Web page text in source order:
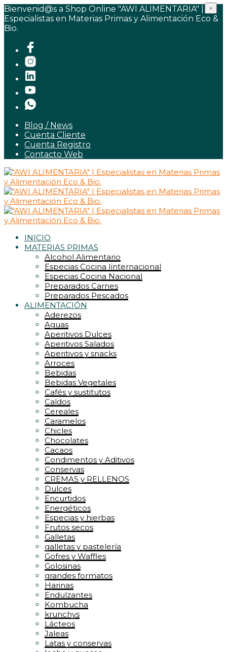
Bienvenid@s a Shop Online "AWI ALIMENTARIA" |
Especialistas en Materias Primas y Alimentación Eco &
Bio.
Blog / News
Cuenta Cliente
Cuenta Registro
Contacto Web
INICIO
MATERIAS PRIMAS
Alcohol Alimentario
Especias Cocina Iinternacional
Especias Cocina Nacional
Preparados Carnes
Preparados Pescados
ALIMENTACIÓN
Aderezos
Aguas
Aperitivos Dulces
Aperitivos Salados
Aperitivos y snacks
Arroces
Bebidas
Bebidas Vegetales
Cafés y sustitutos
Caldos
Cereales
Caramelos
Chicles
Chocolates
Cacaos
Condimentos y Aditivos
Conservas
CREMAS y RELLENOS
Dulces
Encurtidos
Energéticos
Especias y hierbas
Frutos secos
Galletas
galletas y pastelería
Gofres y Waffles
Golosinas
grandes formatos
Harinas
Endulzantes
Kombucha
krunchys
Lácteos
Jaleas
Latas y conservas
×